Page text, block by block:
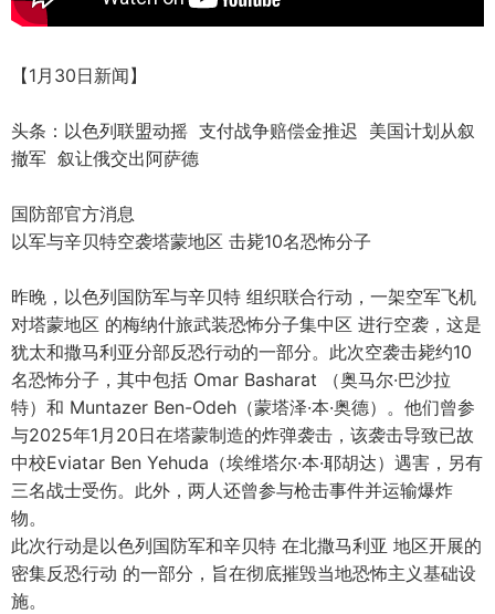
【1月30日新闻】
头条：以色列联盟动摇 支付战争赔偿金推迟 美国计划从叙
撤军 叙让俄交出阿萨德
国防部官方消息
以军与辛贝特空袭塔蒙地区 击毙10名恐怖分子
昨晚，以色列国防军与辛贝特 组织联合行动，一架空军飞机
对塔蒙地区 的梅纳什旅武装恐怖分子集中区 进行空袭，这是
犹太和撒马利亚分部反恐行动的一部分。此次空袭击毙约10
名恐怖分子，其中包括 Omar Basharat （奥马尔·巴沙拉
特）和 Muntazer Ben-Odeh（蒙塔泽·本·奥德）。他们曾参
与2025年1月20日在塔蒙制造的炸弹袭击，该袭击导致已故
中校Eviatar Ben Yehuda（埃维塔尔·本·耶胡达）遇害，另有
三名战士受伤。此外，两人还曾参与枪击事件并运输爆炸
物。
此次行动是以色列国防军和辛贝特 在北撒马利亚 地区开展的
密集反恐行动 的一部分，旨在彻底摧毁当地恐怖主义基础设
施。